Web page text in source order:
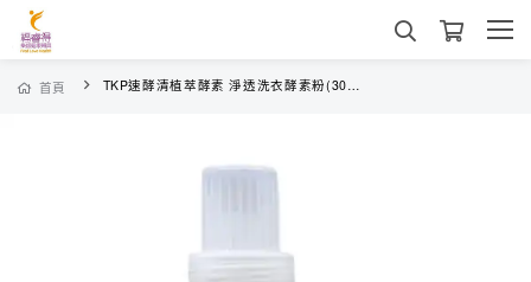
首頁 TKP速酵清植萃酵素 淨透洗衣酵素粉(300g/瓶)